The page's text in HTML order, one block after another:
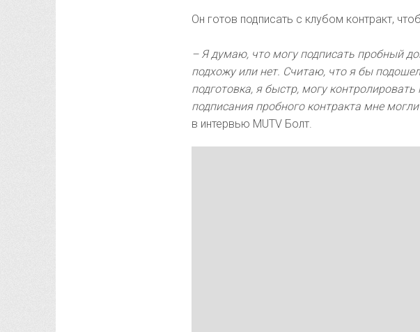
Он готов подписать с клубом контракт,
– Я думаю, что могу подписать пробный
подхожу или нет. Считаю, что я бы
подготовка, я быстр, могу
подписания пробного контракта мне
в интервью MUTV Болт.